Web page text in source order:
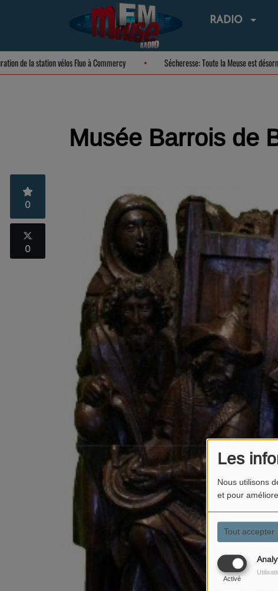
Les
Nous utilisons
et pour
Tout accepter
Activé
RADIO
Inauguration de la station vélos Fluo à Commercy Sécheresse: Toute la Meuse
Musée Barrois de
0
0